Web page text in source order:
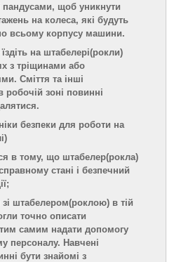
пандусами, щоб уникнути
на колеса, які будуть
всьому корпусу машини.
на штабелері(рокли)
з тріщинами або
Сміття та інші
робочій зоні повинні
безпеки для роботи на
в тому, що штабелер(рокла)
стані і безпечний
штабелером(роклою) в тій
точно описати
тим самим надати допомогу
персоналу. Навчені
бути знайомі з